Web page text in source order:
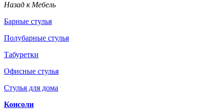
Назад к Мебель
Барные стулья
Полубарные стулья
Табуретки
Офисные стулья
Стулья для дома
Консоли